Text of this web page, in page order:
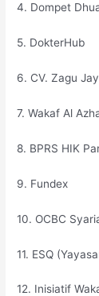
4. Dompet
5. DokterHub
6. CV. Zagu
7. Wakaf Al
8. BPRS HIK
9. Fundex
10. OCBC
11. ESQ
12. Inisiatif